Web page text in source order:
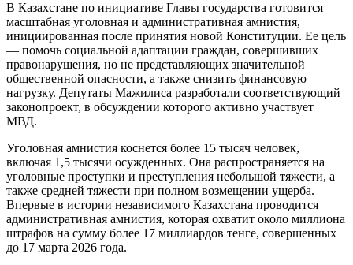
В Казахстане по инициативе Главы государства готовится
масштабная уголовная и административная амнистия,
инициированная после принятия новой Конституции. Ее цель
— помочь социальной адаптации граждан, совершивших
правонарушения, но не представляющих значительной
общественной опасности, а также снизить финансовую
нагрузку. Депутаты Мажилиса разработали соответствующий
законопроект, в обсуждении которого активно участвует
МВД.
Уголовная амнистия коснется более 15 тысяч человек,
включая 1,5 тысячи осужденных. Она распространяется на
уголовные проступки и преступления небольшой тяжести, а
также средней тяжести при полном возмещении ущерба.
Впервые в истории независимого Казахстана проводится
административная амнистия, которая охватит около миллиона
штрафов на сумму более 17 миллиардов тенге, совершенных
до 17 марта 2026 года.